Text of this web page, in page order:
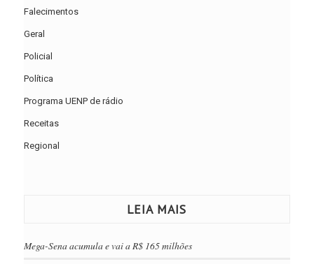
Falecimentos
Geral
Policial
Política
Programa UENP de rádio
Receitas
Regional
LEIA MAIS
Mega-Sena acumula e vai a R$ 165 milhões